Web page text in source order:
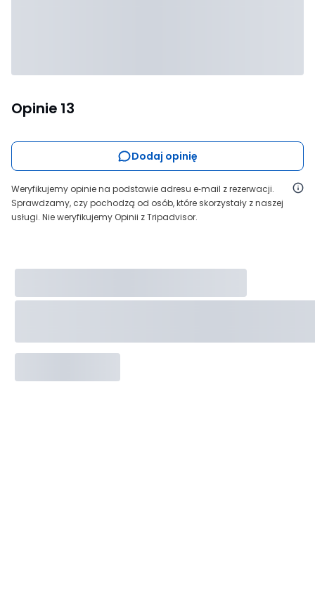
Opinie 13
Dodaj opinię
Weryfikujemy opinie na podstawie adresu e‑mail z rezerwacji.
Sprawdzamy, czy pochodzą od osób, które skorzystały z naszej
usługi. Nie weryfikujemy Opinii z Tripadvisor.